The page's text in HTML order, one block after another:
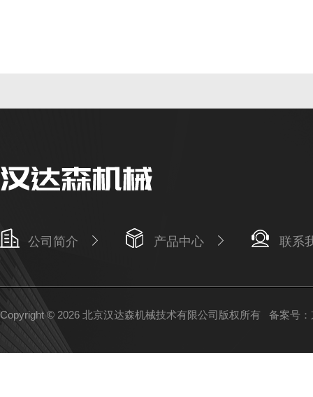
公司简介 产品中心 联系
Copyright © 2026 北京汉达森机械技术有限公司版权所有 备案号：